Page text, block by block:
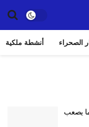
الصحراء أنشطة ملكية
يصعب